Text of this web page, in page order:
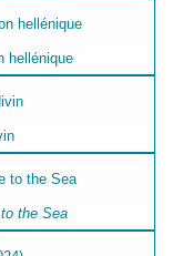
hellénique
the Sea